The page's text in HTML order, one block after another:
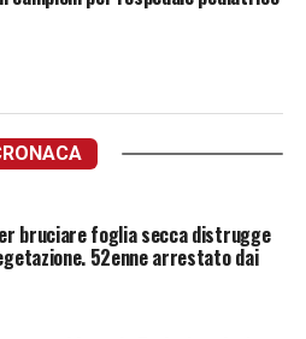
bruciare foglia secca distrugge
52enne arrestato dai